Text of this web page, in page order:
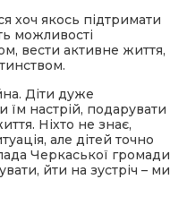
хоч якось підтримати
можливості
вести активне життя,
Діти дуже
їм настрій, подарувати
Ніхто не знає,
але дітей точно
Черкаської громади
йти на зустріч – ми